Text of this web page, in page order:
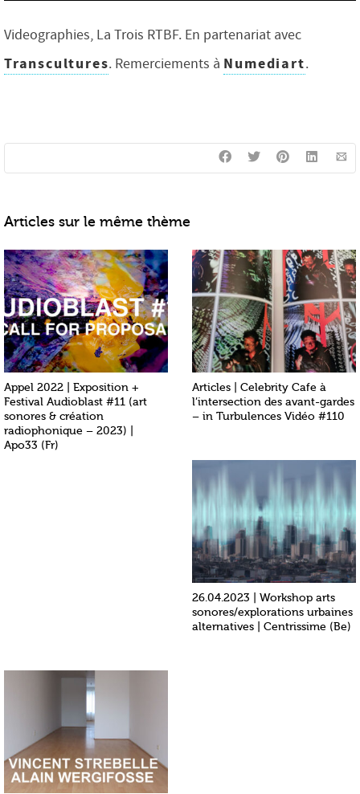
Videographies, La Trois RTBF. En partenariat avec
Transcultures. Remerciements à Numediart.
Articles sur le même thème
Appel 2022 | Exposition +
Festival Audioblast #11 (art
sonores & création
radiophonique – 2023) |
Apo33 (Fr)
Articles | Celebrity Cafe à
l’intersection des avant-gardes
– in Turbulences Vidéo #110
26.04.2023 | Workshop arts
sonores/explorations urbaines
alternatives | Centrissime (Be)